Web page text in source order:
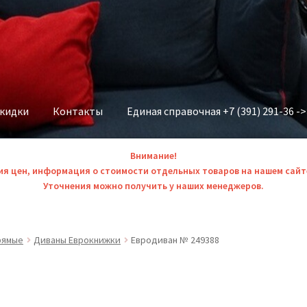
Контакты Единая справочная +7 (391) 291-36 -
Внимание!
цен, информация о стоимости отдельных товаров на нашем
Уточнения можно получить у наших менеджеров.
Диваны Еврокнижки Евродиван № 249388